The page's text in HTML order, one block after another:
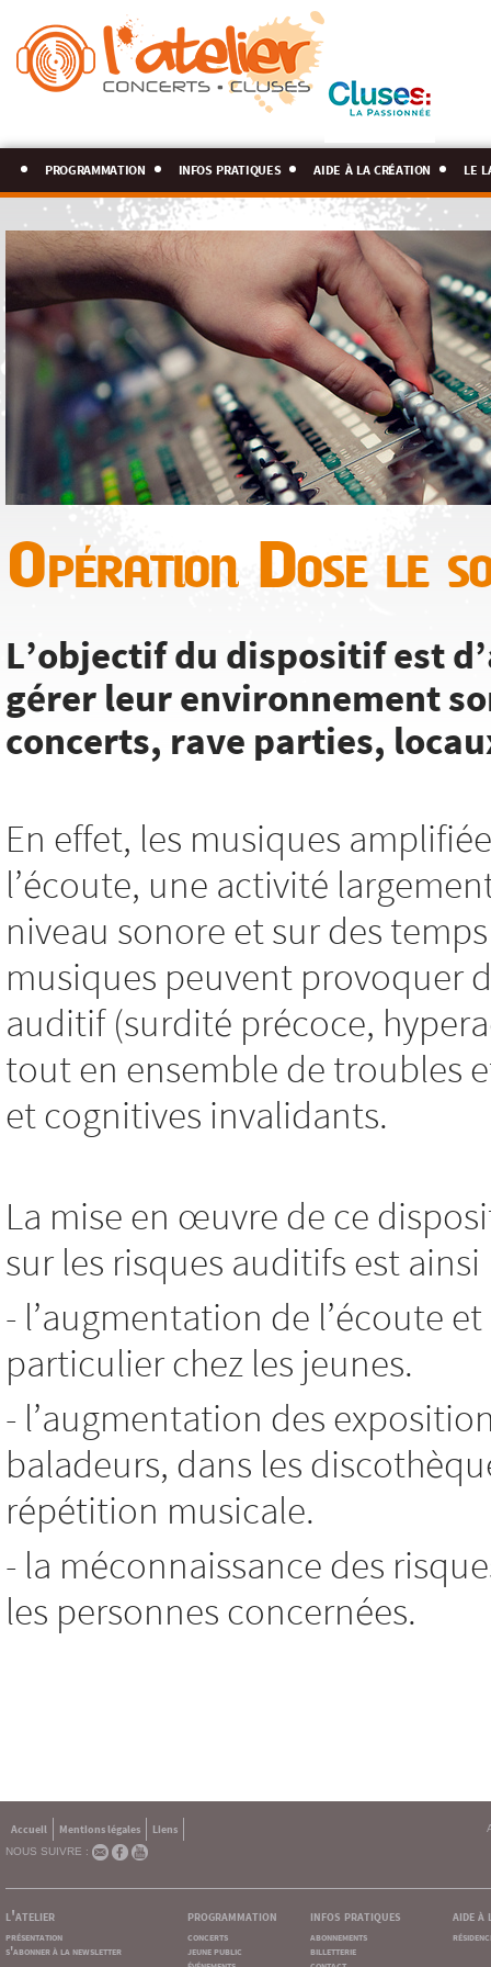
programmation infos pratiques aide à la création le
Opération Dose le
L’objectif du dispositif est
gérer leur environnement
concerts, rave parties,
En effet, les musiques
l’écoute, une activité
niveau sonore et sur des
musiques peuvent provoquer
auditif (surdité précoce,
tout en ensemble de troubles
et cognitives invalidants.
La mise en œuvre de ce
sur les risques auditifs est
- l’augmentation de l’écoute
particulier chez les jeunes.
- l’augmentation des
baladeurs, dans les
répétition musicale.
- la méconnaissance des
les personnes concernées.
Accueil Mentions légales
Liens
NOUS SUIVRE :
l'atelier
présentation
s'abonner à la newsletter
programmation
concerts
jeune public
infos pratiques
abonnements
billetterie
aide